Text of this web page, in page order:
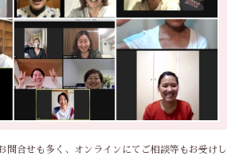
問合せも多く、オンラインにてご相談等もお受けし